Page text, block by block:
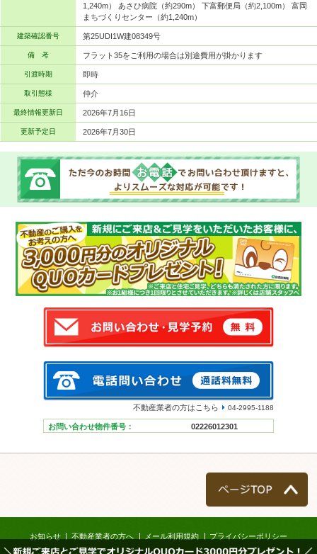
1,240m） あさひ病院（約290m） 下富郵便局（約2,100m） 富岡
まちづくりセンター（約1,240m）
建築確認番号 第25UDI1W建08349号
備 考 フラット35をご利用の場合は別途費用が掛かります
引渡時期 即時
取引態様 仲介
最終情報更新日 2026年7月16日
更新予定日 2026年7月30日
不動産業者の方はこちら 04-2995-1188
お問い合わせ物件番号： 02226012301
お知らせ 不動産業者の方へ メール利用規約 プライバシーポリシー